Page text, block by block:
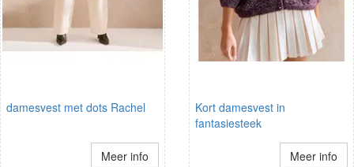
damesvest met dots Rachel
Meer info
Kort damesvest in
fantasiesteek
Meer info